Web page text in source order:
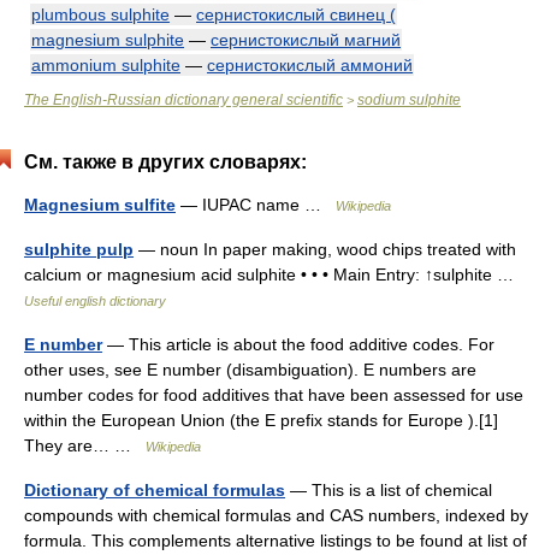
plumbous sulphite — сернистокислый свинец (
magnesium sulphite — сернистокислый магний
ammonium sulphite — сернистокислый аммоний
The English-Russian dictionary general scientific > sodium sulphite
См. также в других словарях:
Magnesium sulfite — IUPAC name … Wikipedia
sulphite pulp — noun In paper making, wood chips treated with
calcium or magnesium acid sulphite • • • Main Entry: ↑sulphite …
Useful english dictionary
E number— This article is about the food additive codes. For
other uses, see E number (disambiguation). E numbers are
number codes for food additives that have been assessed for use
within the European Union (the E prefix stands for Europe ).[1]
They are… …
Wikipedia
Dictionary of chemical formulas — This is a list of chemical
compounds with chemical formulas and CAS numbers, indexed by
formula. This complements alternative listings to be found at list of